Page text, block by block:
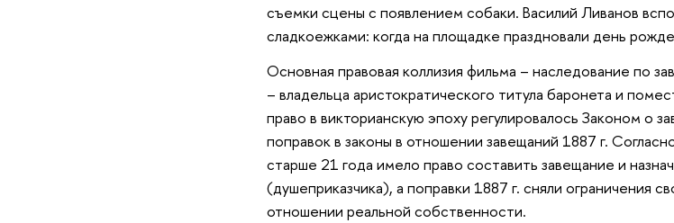
съемки сцены с появлением собаки. Василий Ливанов
сладкоежками: когда на площадке праздновали день
Основная правовая коллизия фильма – наследование по
– владельца аристократического титула баронета и
право в викторианскую эпоху регулировалось Законом о
поправок в законы в отношении завещаний 1887 г.
старше 21 года имело право составить завещание и
(душеприказчика), а поправки 1887 г. сняли ограничения
отношении реальной собственности.